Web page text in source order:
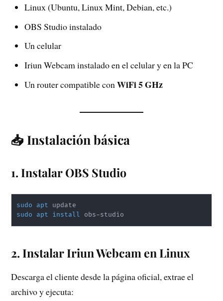
Linux (Ubuntu, Linux Mint, Debian, etc.)
OBS Studio instalado
Un celular
Iriun Webcam instalado en el celular y en la PC
Un router compatible conWiFi 5 GHz
📥 Instalación básica
1. Instalar OBS Studio
sudo apt
sudo
apt install
2. Instalar Iriun Webcam en Linux
Descarga el cliente desde la página oficial, extrae el
archivo y ejecuta: